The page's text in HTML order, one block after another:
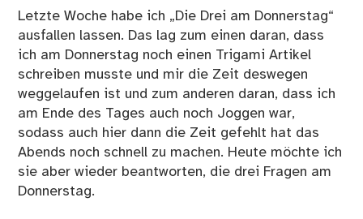
Letzte Woche habe ich „Die Drei am Donnerstag“
ausfallen lassen. Das lag zum einen daran, dass
ich am Donnerstag noch einen Trigami Artikel
schreiben musste und mir die Zeit deswegen
weggelaufen ist und zum anderen daran, dass ich
am Ende des Tages auch noch Joggen war,
sodass auch hier dann die Zeit gefehlt hat das
Abends noch schnell zu machen. Heute möchte ich
sie aber wieder beantworten, die drei Fragen am
Donnerstag.